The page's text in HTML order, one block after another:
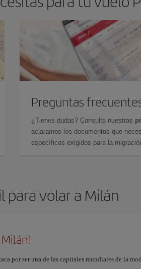
Preguntas
¿Tienes dudas? Consulta nuestras
aclaramos los documentos que
específicos exigidos para la
volar a Milán
Milán!
por ser una de las capitales mundiales de la